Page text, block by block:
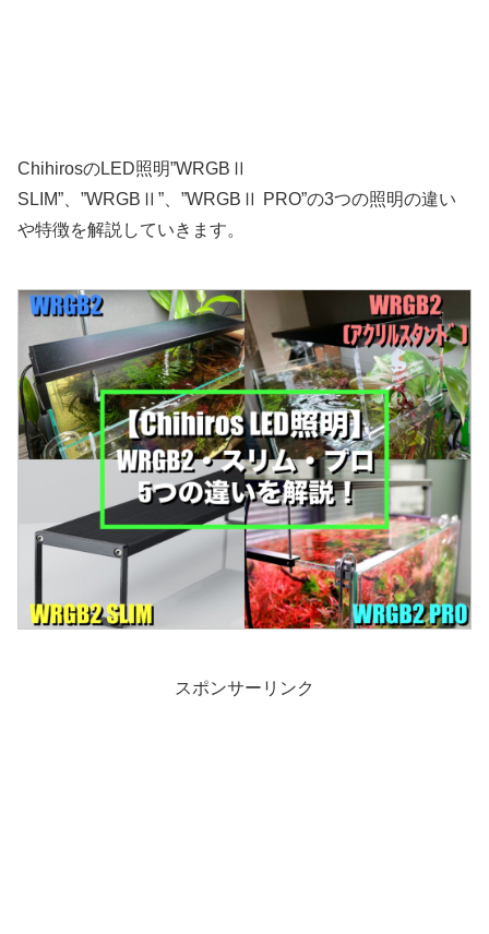
ChihirosのLED照明”WRGBⅡ
SLIM”、”WRGBⅡ”、”WRGBⅡ PRO”の3つの照明の違い
や特徴を解説していきます。
スポンサーリンク